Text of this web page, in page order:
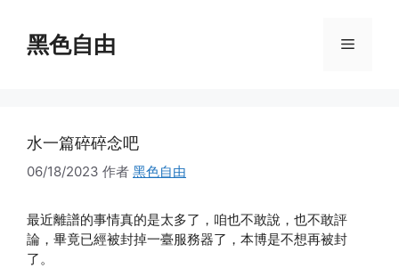
黑色自由 菜
水一篇碎碎念吧
06/18/2023 作者 黑色自由
最近離譜的事情真的是太多了，咱也不敢說，也不敢評
論，畢竟已經被封掉一臺服務器了，本博是不想再被封
了。